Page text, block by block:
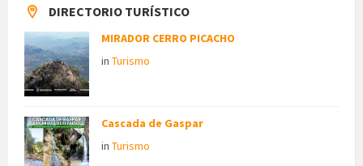
DIRECTORIO TURÍSTICO
MIRADOR CERRO PICACHO
in Turismo
Cascada de Gaspar
in Turismo